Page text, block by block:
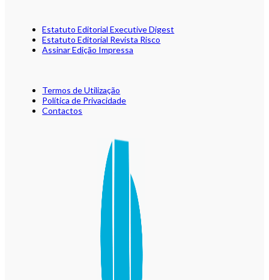
Estatuto Editorial Executive Digest
Estatuto Editorial Revista Risco
Assinar Edição Impressa
Termos de Utilização
Política de Privacidade
Contactos